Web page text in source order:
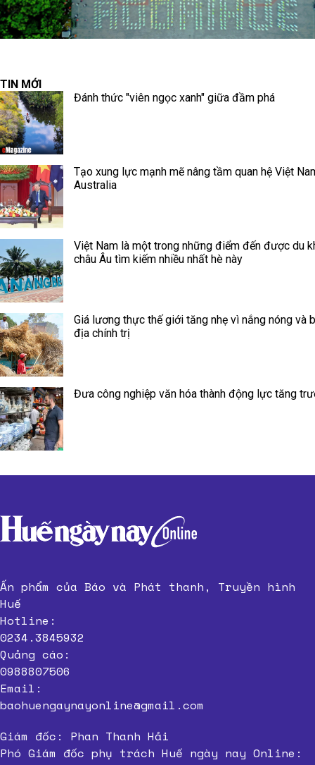
TIN MỚI
Đánh thức "viên ngọc xanh" giữa đầm phá
Tạo xung lực mạnh mẽ nâng tầm quan hệ Việt
Australia
Việt Nam là một trong những điểm đến được du
châu Âu tìm kiếm nhiều nhất hè này
Giá lương thực thế giới tăng nhẹ vì nắng nóng và
địa chính trị
Đưa công nghiệp văn hóa thành động lực tăng
Ấn phẩm của Báo và Phát thanh, Truyền hình
Huế
Hotline:
0234.3845932
Quảng cáo:
0988807506
Email:
baohuengaynayonline@gmail.com
Giám đốc: Phan Thanh Hải
Phó Giám đốc phụ trách Huế ngày nay Online: